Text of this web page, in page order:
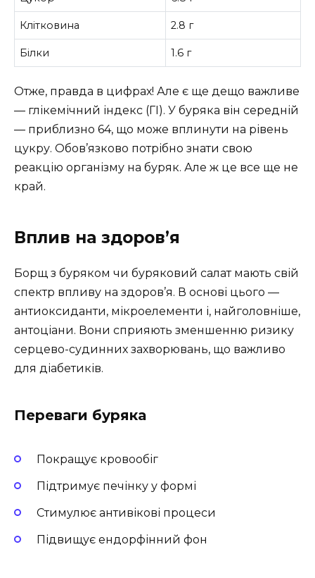
Клітковина 2.8 г
Білки 1.6 г
Отже, правда в цифрах! Але є ще дещо важливе
— глікемічний індекс (ГІ). У буряка він середній
— приблизно 64, що може вплинути на рівень
цукру. Обов’язково потрібно знати свою
реакцію організму на буряк. Але ж це все ще не
край.
Вплив на здоров’я
Борщ з буряком чи буряковий салат мають свій
спектр впливу на здоров’я. В основі цього —
антиоксиданти, мікроелементи і, найголовніше,
антоціани. Вони сприяють зменшенню ризику
серцево-судинних захворювань, що важливо
для діабетиків.
Переваги буряка
Покращує кровообіг
Підтримує печінку у формі
Стимулює антивікові процеси
Підвищує ендорфінний фон